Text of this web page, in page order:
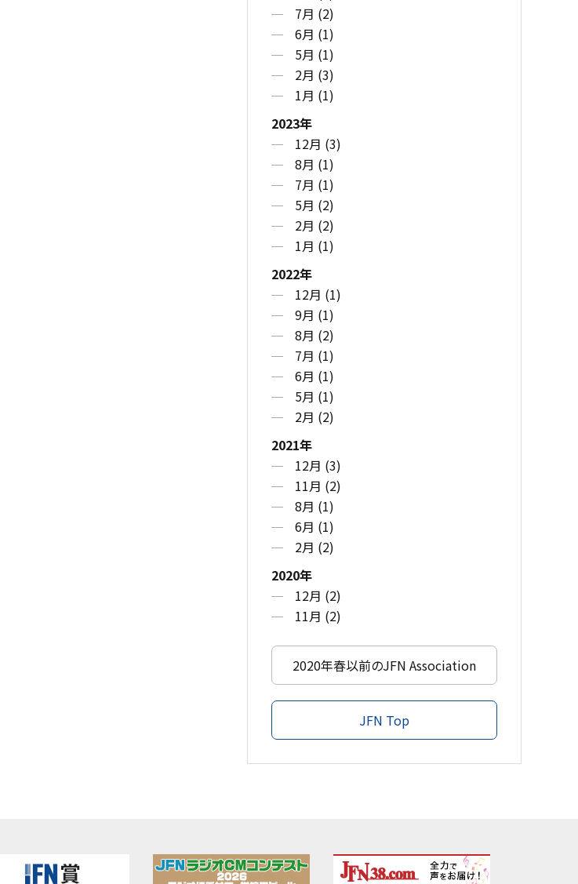
7月 (2)
6月 (1)
5月 (1)
2月 (3)
1月 (1)
2023年
12月 (3)
8月 (1)
7月 (1)
5月 (2)
2月 (2)
1月 (1)
2022年
12月 (1)
9月 (1)
8月 (2)
7月 (1)
6月 (1)
5月 (1)
2月 (2)
2021年
12月 (3)
11月 (2)
8月 (1)
6月 (1)
2月 (2)
2020年
12月 (2)
11月 (2)
2020年春以前のJFN Association
JFN Top